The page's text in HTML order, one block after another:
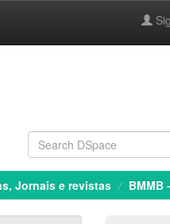
Jornais e revistas BMMB